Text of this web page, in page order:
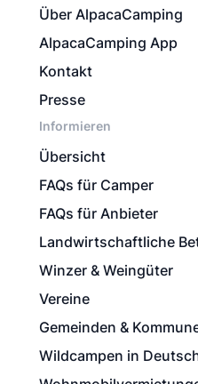
Über AlpacaCamping
AlpacaCamping App
Kontakt
Presse
Informieren
Übersicht
FAQs für Camper
FAQs für Anbieter
Landwirtschaftliche
Winzer & Weingüter
Vereine
Gemeinden &
Wildcampen in